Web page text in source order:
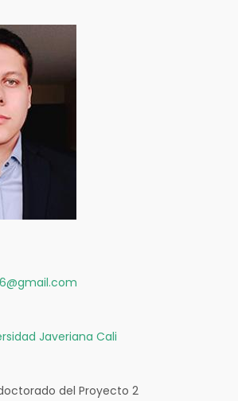
Javeriana Cali
del Proyecto 2